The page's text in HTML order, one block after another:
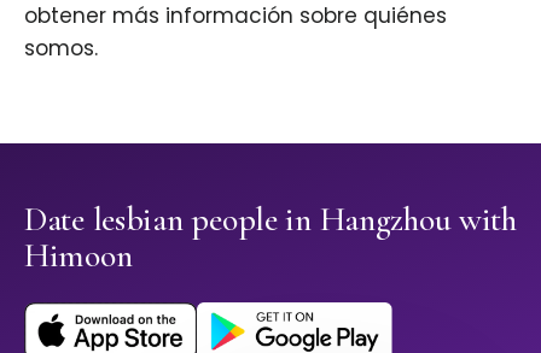
obtener más información sobre quiénes
somos.
Date lesbian people in Hangzhou with
Himoon